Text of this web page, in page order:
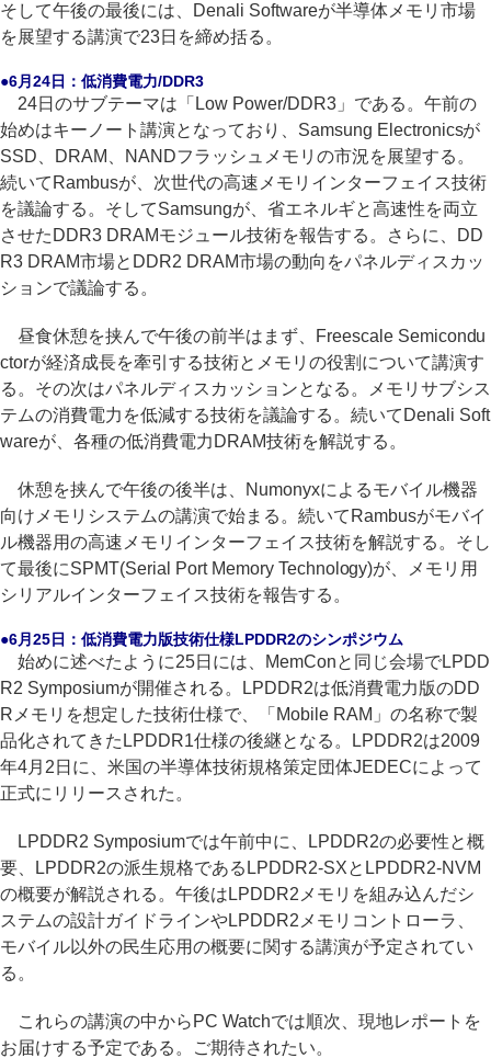
そして午後の最後には、Denali Softwareが半導体メモリ市場
を展望する講演で23日を締め括る。
●6月24日：低消費電力/DDR3
24日のサブテーマは「Low Power/DDR3」である。午前の
始めはキーノート講演となっており、Samsung Electronicsが
SSD、DRAM、NANDフラッシュメモリの市況を展望する。
続いてRambusが、次世代の高速メモリインターフェイス技術
を議論する。そしてSamsungが、省エネルギと高速性を両立
させたDDR3 DRAMモジュール技術を報告する。さらに、DD
R3 DRAM市場とDDR2 DRAM市場の動向をパネルディスカッ
ションで議論する。
昼食休憩を挟んで午後の前半はまず、Freescale Semicondu
ctorが経済成長を牽引する技術とメモリの役割について講演す
る。その次はパネルディスカッションとなる。メモリサブシス
テムの消費電力を低減する技術を議論する。続いてDenali Soft
wareが、各種の低消費電力DRAM技術を解説する。
休憩を挟んで午後の後半は、Numonyxによるモバイル機器
向けメモリシステムの講演で始まる。続いてRambusがモバイ
ル機器用の高速メモリインターフェイス技術を解説する。そし
て最後にSPMT(Serial Port Memory Technology)が、メモリ用
シリアルインターフェイス技術を報告する。
●6月25日：低消費電力版技術仕様LPDDR2のシンポジウム
始めに述べたように25日には、MemConと同じ会場でLPDD
R2 Symposiumが開催される。LPDDR2は低消費電力版のDD
Rメモリを想定した技術仕様で、「Mobile RAM」の名称で製
品化されてきたLPDDR1仕様の後継となる。LPDDR2は2009
年4月2日に、米国の半導体技術規格策定団体JEDECによって
正式にリリースされた。
LPDDR2 Symposiumでは午前中に、LPDDR2の必要性と概
要、LPDDR2の派生規格であるLPDDR2-SXとLPDDR2-NVM
の概要が解説される。午後はLPDDR2メモリを組み込んだシ
ステムの設計ガイドラインやLPDDR2メモリコントローラ、
モバイル以外の民生応用の概要に関する講演が予定されてい
る。
これらの講演の中からPC Watchでは順次、現地レポートを
お届けする予定である。ご期待されたい。